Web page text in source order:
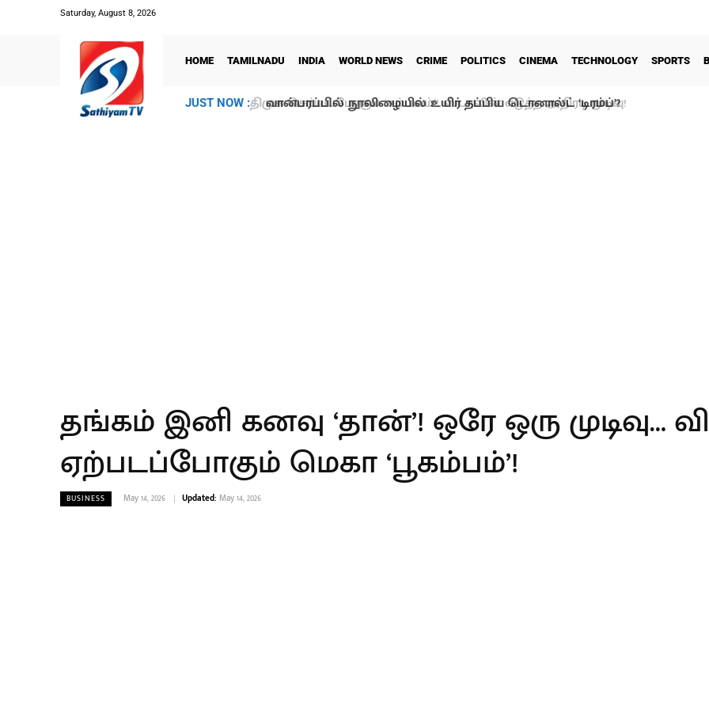
Saturday, August 8, 2026
HOME TAMILNADU INDIA WORLD NEWS CRIME POLITICS CINEMA TECHNOLOGY SPORTS
JUST NOW : வான்பரப்பில் நூலிழையில் உயிர் தப்பிய டொனால்ட் ‘டிரம்ப்’?
தங்கம் இனி கனவு ‘தான்’! ஒரே ஒரு முடிவு…
ஏற்படப்போகும் மெகா ‘பூகம்பம்’!
BUSINESS May 14, 2026 Updated: May 14, 2026